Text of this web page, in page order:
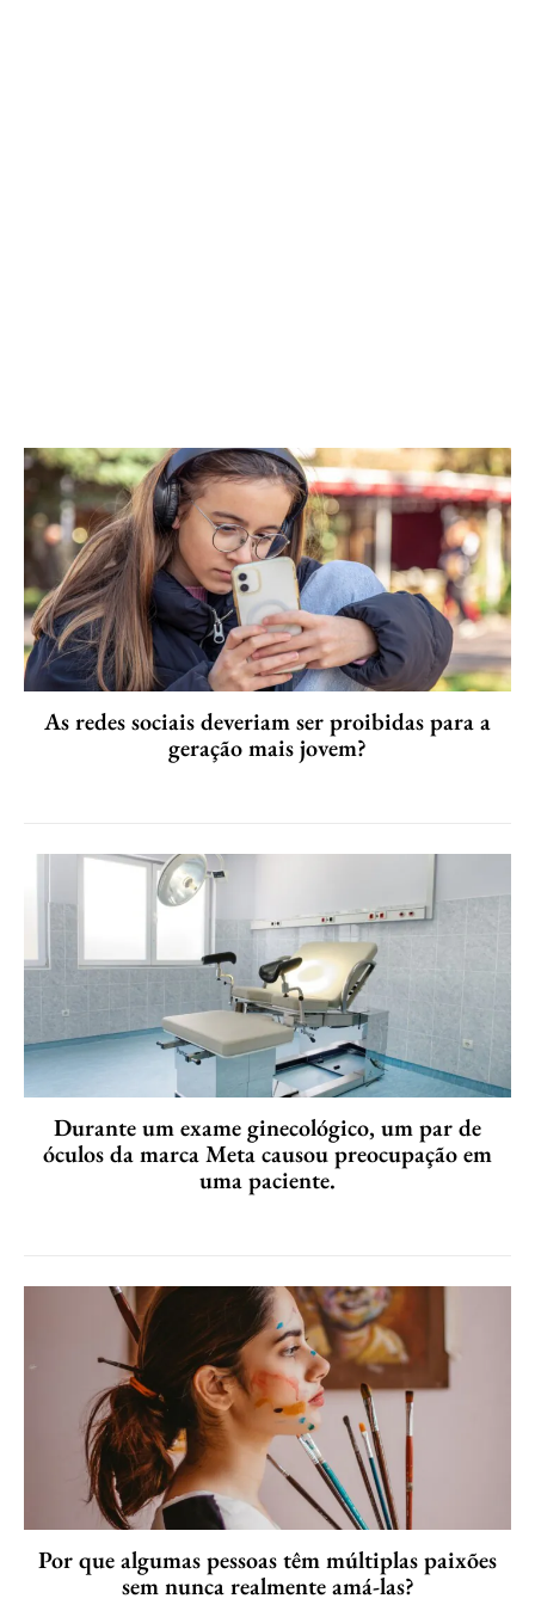
As redes sociais deveriam ser proibidas para a
geração mais jovem?
Durante um exame ginecológico, um par de
óculos da marca Meta causou preocupação em
uma paciente.
Por que algumas pessoas têm múltiplas paixões
sem nunca realmente amá-las?